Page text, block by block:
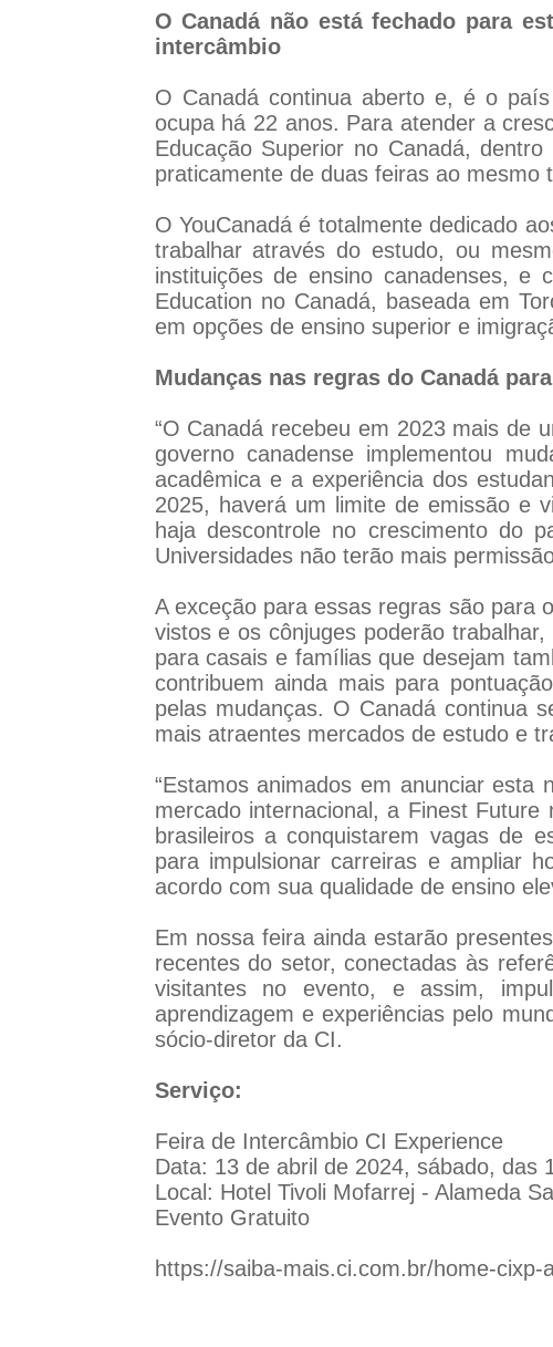
O Canadá não está fechado para
intercâmbio
O Canadá continua aberto e, é o
ocupa há 22 anos. Para atender a
Educação Superior no Canadá,
praticamente de duas feiras ao mesmo
O YouCanadá é totalmente dedicado
trabalhar através do estudo, ou
instituições de ensino canadenses, e
Education no Canadá, baseada em
em opções de ensino superior e
Mudanças nas regras do Canadá
“O Canadá recebeu em 2023 mais de
governo canadense implementou
acadêmica e a experiência dos
2025, haverá um limite de emissão e
haja descontrole no crescimento do
Universidades não terão mais
A exceção para essas regras são para
vistos e os cônjuges poderão
para casais e famílias que desejam
contribuem ainda mais para
pelas mudanças. O Canadá continua
mais atraentes mercados de estudo e
“Estamos animados em anunciar
mercado internacional, a Finest
brasileiros a conquistarem vagas de
para impulsionar carreiras e ampliar
acordo com sua qualidade de ensino
Em nossa feira ainda estarão
recentes do setor, conectadas às
visitantes no evento, e assim,
aprendizagem e experiências pelo
sócio-diretor da CI.
Serviço:
Feira de Intercâmbio CI Experience
Data: 13 de abril de 2024, sábado, das
Local: Hotel Tivoli Mofarrej - Alameda
Evento Gratuito
https://saiba-mais.ci.com.br/home-cixp-